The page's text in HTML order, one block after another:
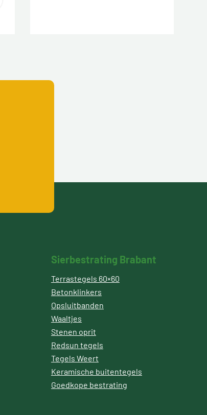
Sierbestrating Brabant
Terrastegels 60×60
Betonklinkers
Opsluitbanden
Waaltjes
Stenen oprit
Redsun tegels
Tegels Weert
Keramische buitentegels
Goedkope bestrating